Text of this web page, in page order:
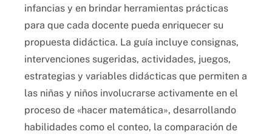
infancias y en brindar herramientas prácticas
para que cada docente pueda enriquecer su
propuesta didáctica. La guía incluye consignas,
intervenciones sugeridas, actividades, juegos,
estrategias y variables didácticas que permiten a
las niñas y niños involucrarse activamente en el
proceso de «hacer matemática», desarrollando
habilidades como el conteo, la comparación de